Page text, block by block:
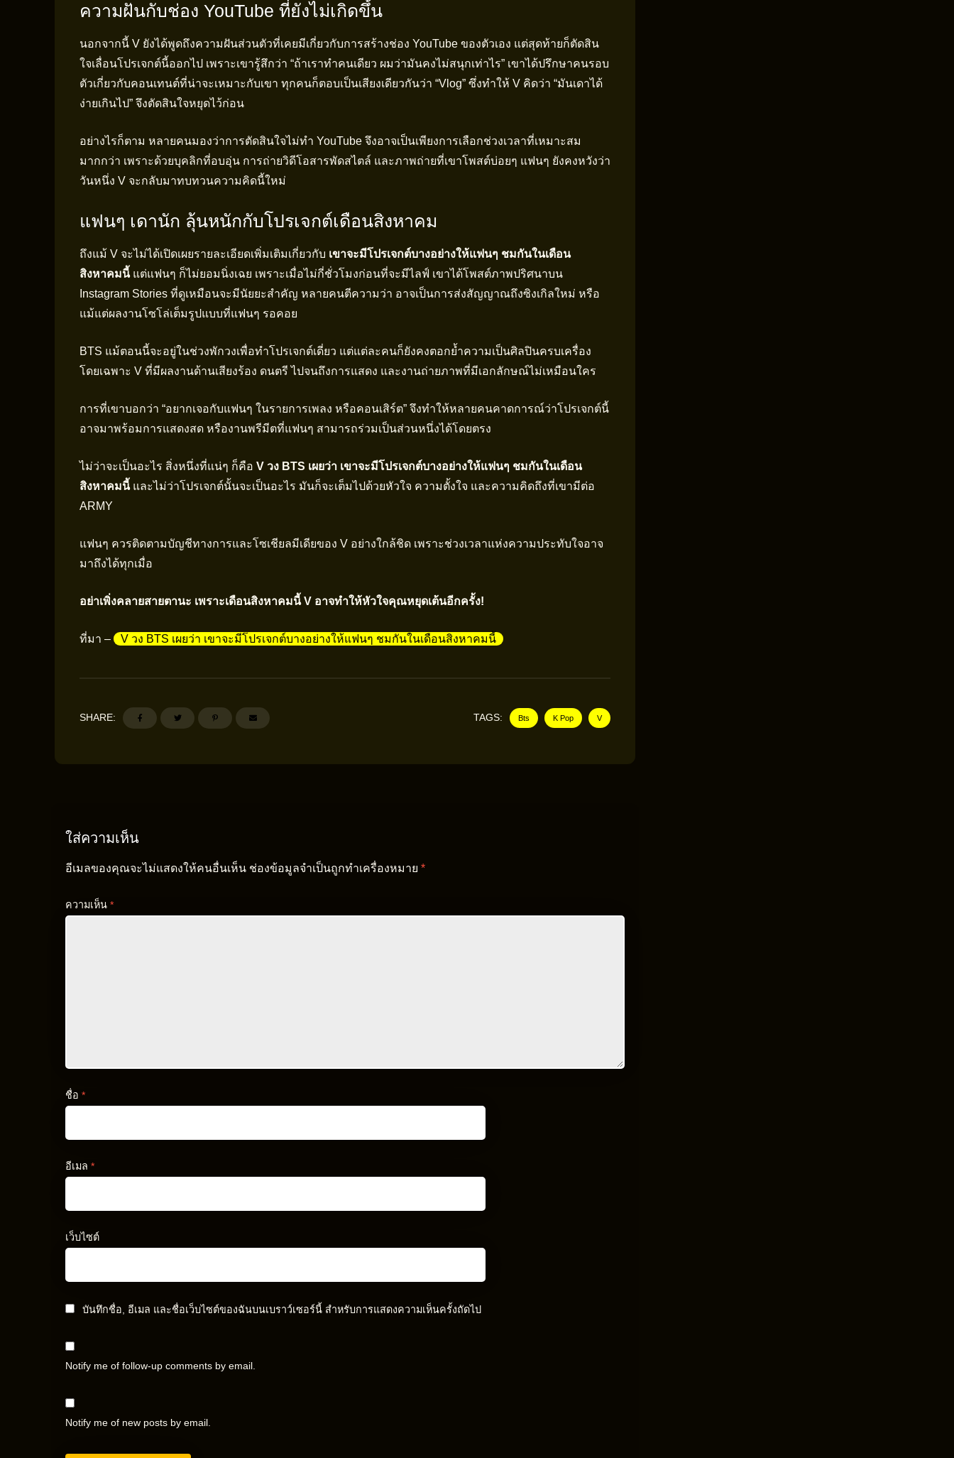
ความฝันกับช่อง YouTube ที่ยังไม่เกิดขึ้น
นอกจากนี้ V ยังได้พูดถึงความฝันส่วนตัวที่เคยมีเกี่ยวกับการสร้างช่อง YouTube ของตัวเอง แต่สุดท้ายก็ตัดสิน
ใจเลื่อนโปรเจกต์นี้ออกไป เพราะเขารู้สึกว่า “ถ้าเราทำคนเดียว ผมว่ามันคงไม่สนุกเท่าไร” เขาได้ปรึกษาคนรอบ
ตัวเกี่ยวกับคอนเทนต์ที่น่าจะเหมาะกับเขา ทุกคนก็ตอบเป็นเสียงเดียวกันว่า “Vlog” ซึ่งทำให้ V คิดว่า “มันเดาได้
ง่ายเกินไป” จึงตัดสินใจหยุดไว้ก่อน
อย่างไรก็ตาม หลายคนมองว่าการตัดสินใจไม่ทำ YouTube จึงอาจเป็นเพียงการเลือกช่วงเวลาที่เหมาะสม
มากกว่า เพราะด้วยบุคลิกที่อบอุ่น การถ่ายวิดีโอสารพัดสไตล์ และภาพถ่ายที่เขาโพสต์บ่อยๆ แฟนๆ ยังคงหวังว่า
วันหนึ่ง V จะกลับมาทบทวนความคิดนี้ใหม่
แฟนๆ เดานัก ลุ้นหนักกับโปรเจกต์เดือนสิงหาคม
ถึงแม้ V จะไม่ได้เปิดเผยรายละเอียดเพิ่มเติมเกี่ยวกับ เขาจะมีโปรเจกต์บางอย่างให้แฟนๆ ชมกันในเดือน
สิงหาคมนี้แต่แฟนๆ ก็ไม่ยอมนิ่งเฉย เพราะเมื่อไม่กี่ชั่วโมงก่อนที่จะมีไลฟ์ เขาได้โพสต์ภาพปริศนาบน
Instagram Stories ที่ดูเหมือนจะมีนัยยะสำคัญ หลายคนตีความว่า อาจเป็นการส่งสัญญาณถึงซิงเกิลใหม่ หรือ
แม้แต่ผลงานโซโล่เต็มรูปแบบที่แฟนๆ รอคอย
BTS แม้ตอนนี้จะอยู่ในช่วงพักวงเพื่อทำโปรเจกต์เดี่ยว แต่แต่ละคนก็ยังคงตอกย้ำความเป็นศิลปินครบเครื่อง
โดยเฉพาะ V ที่มีผลงานด้านเสียงร้อง ดนตรี ไปจนถึงการแสดง และงานถ่ายภาพที่มีเอกลักษณ์ไม่เหมือนใคร
การที่เขาบอกว่า “อยากเจอกับแฟนๆ ในรายการเพลง หรือคอนเสิร์ต” จึงทำให้หลายคนคาดการณ์ว่าโปรเจกต์นี้
อาจมาพร้อมการแสดงสด หรืองานพรีมีตที่แฟนๆ สามารถร่วมเป็นส่วนหนึ่งได้โดยตรง
ไม่ว่าจะเป็นอะไร สิ่งหนึ่งที่แน่ๆ ก็คือ V วง BTS เผยว่า เขาจะมีโปรเจกต์บางอย่างให้แฟนๆ ชมกันในเดือน
สิงหาคมนี้และไม่ว่าโปรเจกต์นั้นจะเป็นอะไร มันก็จะเต็มไปด้วยหัวใจ ความตั้งใจ และความคิดถึงที่เขามีต่อ
ARMY
แฟนๆ ควรติดตามบัญชีทางการและโซเชียลมีเดียของ V อย่างใกล้ชิด เพราะช่วงเวลาแห่งความประทับใจอาจ
มาถึงได้ทุกเมื่อ
อย่าเพิ่งคลายสายตานะ เพราะเดือนสิงหาคมนี้ V อาจทำให้หัวใจคุณหยุดเต้นอีกครั้ง!
ที่มา – V วง BTS เผยว่า เขาจะมีโปรเจกต์บางอย่างให้แฟนๆ ชมกันในเดือนสิงหาคมนี้
SHARE: TAGS: Bts K Pop V
ใส่ความเห็น
อีเมลของคุณจะไม่แสดงให้คนอื่นเห็น ช่องข้อมูลจำเป็นถูกทำเครื่องหมาย *
ความเห็น *
ชื่อ *
อีเมล *
เว็บไซต์
บันทึกชื่อ, อีเมล และชื่อเว็บไซต์ของฉันบนเบราว์เซอร์นี้ สำหรับการแสดงความเห็นครั้งถัดไป
Notify me of follow-up comments by email.
Notify me of new posts by email.